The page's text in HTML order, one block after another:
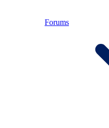
Forums